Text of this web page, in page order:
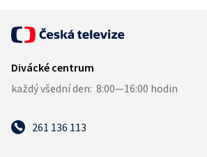
261 136 113